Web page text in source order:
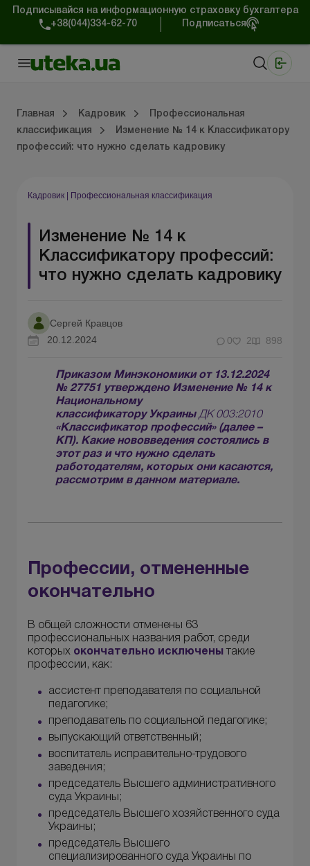
Подписывайся на информационную страховку бухгалтера
+38(044)334-62-70
Подписаться
Главная Кадровик
Профессиональная
классификация
Изменение № 14 к Классификатору
профессий: что нужно сделать кадровику
Кадровик Профессиональная классификация
Изменение № 14 к
Классификатору профессий:
что нужно сделать кадровику
Сергей Кравцов
20.12.2024
0 2 898
Приказом Минэкономики от 13.12.2024
№ 27751 утверждено Изменение № 14 к
Национальному
классификатору Украины ДК 003:2010
«Классификатор профессий» (далее –
КП). Какие нововведения состоялись в
этот раз и что нужно сделать
работодателям, которых они касаются,
рассмотрим в данном материале.
Профессии, отмененные
окончательно
В общей сложности отменены 63
профессиональных названия работ, среди
которых окончательно исключены такие
профессии, как:
ассистент преподавателя по социальной
педагогике;
преподаватель по социальной педагогике;
выпускающий ответственный;
воспитатель исправительно-трудового
заведения;
председатель Высшего административного
суда Украины;
председатель Высшего хозяйственного суда
Украины;
председатель Высшего
специализированного суда Украины по